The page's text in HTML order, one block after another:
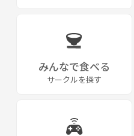
みんなで食べる
サークルを探す